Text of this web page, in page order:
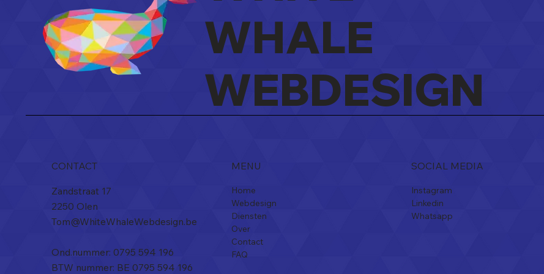
Website laten maken in
Geel, wat mag je
verwachten?
Website of Facebook:
wat heeft meer zin voor
jouw zaak?
WHALE
WEBDESIGN
CONTACT
Zandstraat 17
2250 Olen​
Tom@WhiteWhaleWebdesign.be
Ond.nummer: 0795 594 196
BTW nummer: BE 0795 594 196
MENU
Home
Webdesign
Diensten
Over
Contact
FAQ
SOCIAL MEDIA
Instagram
Linkedin
Whatsapp